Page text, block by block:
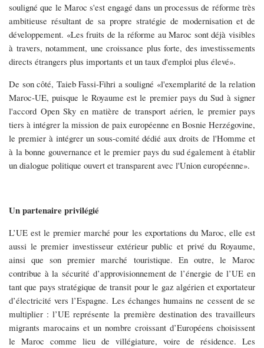
souligné que le Maroc s'est engagé dans un processus de réforme très
ambitieuse résultant de sa propre stratégie de modernisation et de
développement. «Les fruits de la réforme au Maroc sont déjà visibles
à travers, notamment, une croissance plus forte, des investissements
directs étrangers plus importants et un taux d'emploi plus élevé».
De son côté, Taieb Fassi-Fihri a souligné «l'exemplarité de la relation
Maroc-UE, puisque le Royaume est le premier pays du Sud à signer
l'accord Open Sky en matière de transport aérien, le premier pays
tiers à intégrer la mission de paix européenne en Bosnie Herzégovine,
le premier à intégrer un sous-comité dédié aux droits de l'Homme et
à la bonne gouvernance et le premier pays du sud également à établir
un dialogue politique ouvert et transparent avec l'Union européenne».
Un partenaire privilégié
L’UE est le premier marché pour les exportations du Maroc, elle est
aussi le premier investisseur extérieur public et privé du Royaume,
ainsi que son premier marché touristique. En outre, le Maroc
contribue à la sécurité d’approvisionnement de l’énergie de l’UE en
tant que pays stratégique de transit pour le gaz algérien et exportateur
d’électricité vers l’Espagne. Les échanges humains ne cessent de se
multiplier : l’UE représente la première destination des travailleurs
migrants marocains et un nombre croissant d’Européens choisissent
le Maroc comme lieu de villégiature, voire de résidence. Les